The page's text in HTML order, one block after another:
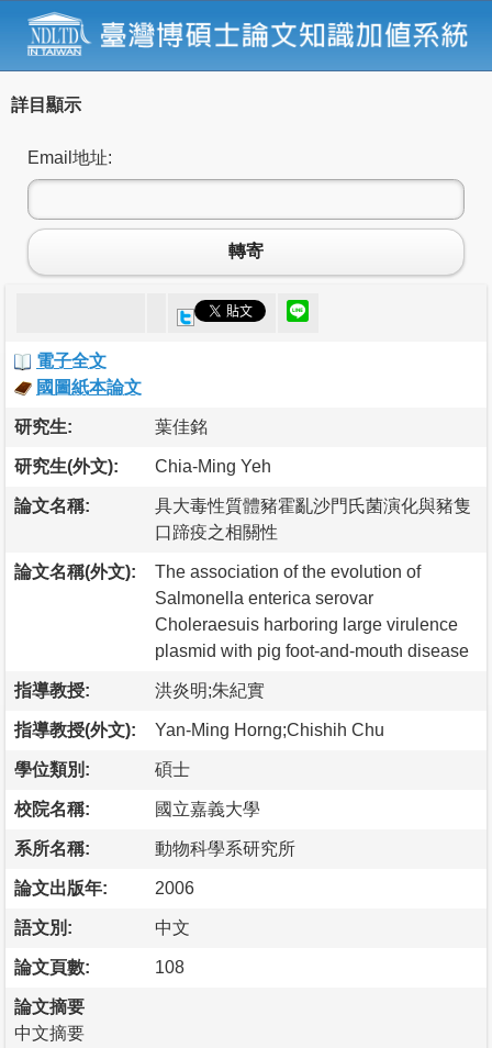
詳目顯示
Email地址:
轉寄
電子全文
國圖紙本論文
研究生: 葉佳銘
研究生(外文): Chia-Ming Yeh
論文名稱:
具大毒性質體豬霍亂沙門氏菌演化與豬隻
口蹄疫之相關性
論文名稱(外文):
The association of the evolution of
Salmonella enterica serovar
Choleraesuis harboring large virulence
plasmid with pig foot-and-mouth disease
指導教授: 洪炎明;朱紀實
指導教授(外文): Yan-Ming Horng;Chishih Chu
學位類別: 碩士
校院名稱: 國立嘉義大學
系所名稱: 動物科學系研究所
論文出版年: 2006
語文別: 中文
論文頁數: 108
論文摘要
中文摘要